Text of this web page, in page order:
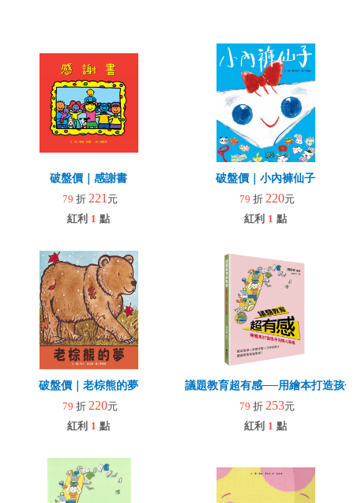
破盤價｜感謝書
79 折 221 元
紅利 1 點
破盤價｜小內褲仙子
79 折 220元
紅利 1 點
破盤價｜老棕熊的夢
79 折 220元
紅利 1 點
議題教育超有感──用繪本打造孩
79 折 253元
紅利 1 點